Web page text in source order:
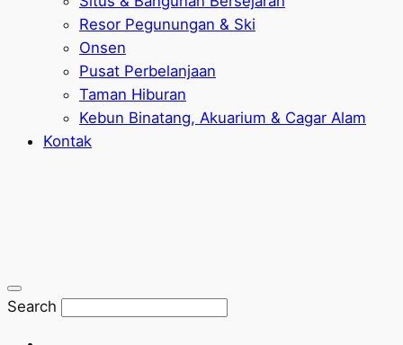
Resor Pegunungan & Ski
Onsen
Pusat Perbelanjaan
Taman Hiburan
Kebun Binatang, Akuarium & Cagar Alam
Kontak
Search